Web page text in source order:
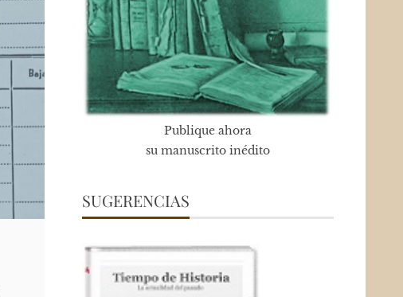
Publique ahora
su manuscrito inédito
SUGERENCIAS